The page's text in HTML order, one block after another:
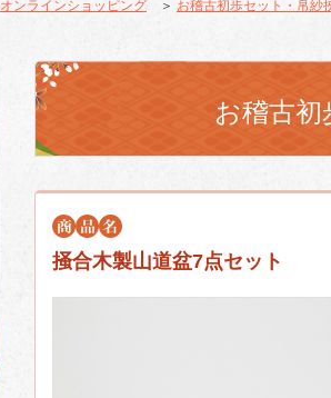
オンラインショッピング ＞ お稽古初歩セット・帛紗
お稽古
掻合木製山道盆7点セット